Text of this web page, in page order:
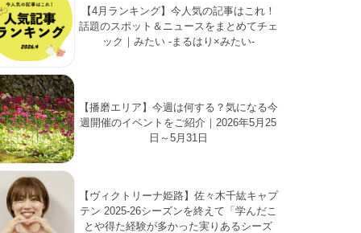
【4月ランキング】今人気の記事はこれ！
話題のスポット＆ニュースをまとめてチェ
ック｜みたい -まるはり×みたい-
【播磨エリア】今週は何する？気になる今
週開催のイベントをご紹介｜2026年5月25
日～5月31日
【ヴィクトリーナ姫路】佐々木千紘キャプ
テン 2025-26シーズンを終えて「学んだこ
とや得た経験が多かった実りあるシーズ